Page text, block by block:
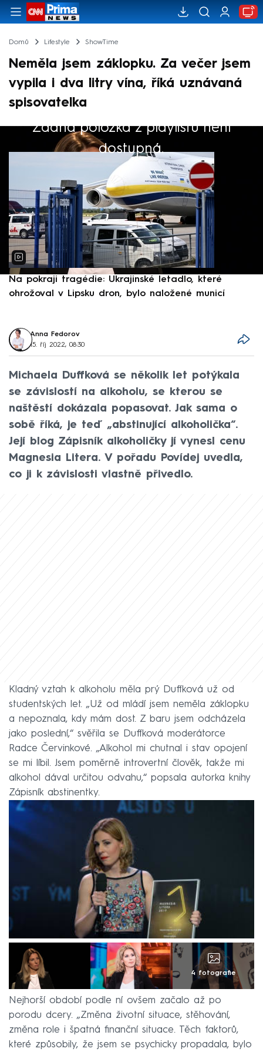
Domů Lifestyle ShowTime
Neměla jsem záklopku. Za večer jsem
vypila i dva litry vína, říká uznávaná
spisovatelka
Žádná položka z playlistu není
dostupná.
Výběr redakce
Na pokraji tragédie: Ukrajinské letadlo, které
ohrožoval v Lipsku dron, bylo naložené municí
Anna Fedorov
15. říj 2022, 08:30
Michaela Duffková se několik let potýkala
se závislostí na alkoholu, se kterou se
naštěstí dokázala popasovat. Jak sama o
sobě říká, je teď „abstinující alkoholička“.
Její blog Zápisník alkoholičky jí vynesl cenu
Magnesia Litera. V pořadu Povídej uvedla,
co ji k závislosti vlastně přivedlo.
Kladný vztah k alkoholu měla prý Duffková už od
studentských let. „Už od mládí jsem neměla záklopku
a nepoznala, kdy mám dost. Z baru jsem odcházela
jako poslední,“ svěřila se Duffková moderátorce
Radce Červinkové. „Alkohol mi chutnal i stav opojení
se mi líbil. Jsem poměrně introvertní člověk, takže mi
alkohol dával určitou odvahu,“ popsala autorka knihy
Zápisník abstinentky.
4 fotografie
Nejhorší období podle ní ovšem začalo až po
porodu dcery. „Změna životní situace, stěhování,
změna role i špatná finanční situace. Těch faktorů,
které způsobily, že jsem se psychicky propadala, bylo